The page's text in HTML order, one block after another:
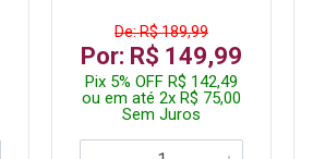
De: R$ 189,99
Por: R$ 149,99
Pix 5% OFF R$ 142,49
ou em até 2x R$ 75,00
Sem Juros